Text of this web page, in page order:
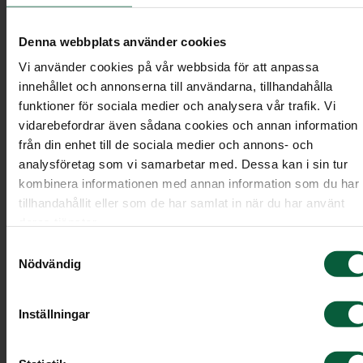
Denna webbplats använder cookies
Vi använder cookies på vår webbsida för att anpassa
innehållet och annonserna till användarna, tillhandahålla
funktioner för sociala medier och analysera vår trafik. Vi
vidarebefordrar även sådana cookies och annan information
från din enhet till de sociala medier och annons- och
analysföretag som vi samarbetar med. Dessa kan i sin tur
kombinera informationen med annan information som du har
tillhandahållit eller som de har samlat in när du har använt
Nödvändig
Inställningar
bioackumulerande kemiska ämnen. Därmed
har de ingen skadlig påverkan på människor
och miljö.
Det massivträ och skivmaterial som används
certifierat, vilket garanterar ett ansvarsfullt
och hållbart skogsbruk som värnar om
mångfald, ekologiska processer och
svenska skogar, vilket gör att onödigt långa
Bomullen i textilierna i kistorna är certifierad